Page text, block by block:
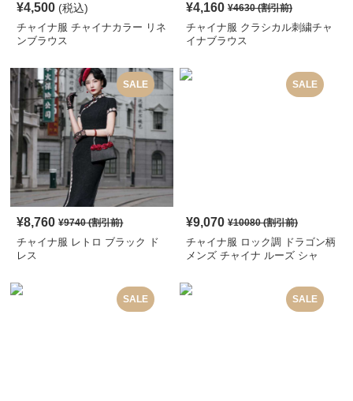
¥4,500 (税込)
チャイナ服 チャイナカラー リネ
ンブラウス
¥4,160 ¥4630(割引前)
チャイナ服 クラシカル刺繍チャ
イナブラウス
SALE
¥8,760 ¥9740(割引前)
チャイナ服 レトロ ブラック ド
レス
SALE
¥9,070 ¥10080(割引前)
チャイナ服 ロック調 ドラゴン柄
メンズ チャイナ ルーズ シャ
SALE SALE